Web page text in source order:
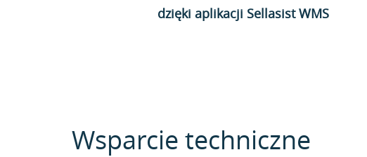
dzięki aplikacji Sellasist WMS
Wsparcie techniczne